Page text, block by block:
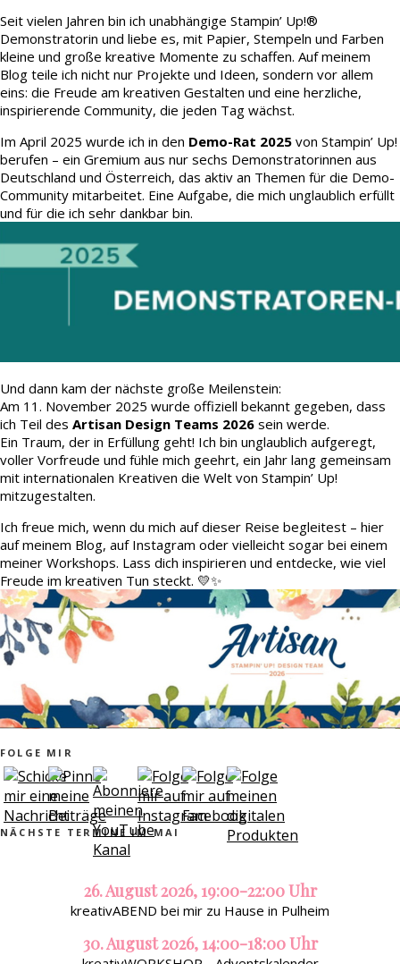
Seit vielen Jahren bin ich unabhängige Stampin’ Up!®
Demonstratorin und liebe es, mit Papier, Stempeln und Farben
kleine und große kreative Momente zu schaffen. Auf meinem
Blog teile ich nicht nur Projekte und Ideen, sondern vor allem
eins: die Freude am kreativen Gestalten und eine herzliche,
inspirierende Community, die jeden Tag wächst.
Im April 2025 wurde ich in den Demo-Rat 2025 von Stampin’ Up!
berufen – ein Gremium aus nur sechs Demonstratorinnen aus
Deutschland und Österreich, das aktiv an Themen für die Demo-
Community mitarbeitet. Eine Aufgabe, die mich unglaublich erfüllt
und für die ich sehr dankbar bin.
Und dann kam der nächste große Meilenstein:
Am 11. November 2025 wurde offiziell bekannt gegeben, dass
ich Teil des Artisan Design Teams 2026 sein werde.
Ein Traum, der in Erfüllung geht! Ich bin unglaublich aufgeregt,
voller Vorfreude und fühle mich geehrt, ein Jahr lang gemeinsam
mit internationalen Kreativen die Welt von Stampin’ Up!
mitzugestalten.
Ich freue mich, wenn du mich auf dieser Reise begleitest – hier
auf meinem Blog, auf Instagram oder vielleicht sogar bei einem
meiner Workshops. Lass dich inspirieren und entdecke, wie viel
Freude im kreativen Tun steckt. 💛✨
FOLGE MIR
NÄCHSTE TERMINE IM MAI
26. August 2026, 19:00-22:00 Uhr
kreativABEND bei mir zu Hause in Pulheim
30. August 2026, 14:00-18:00 Uhr